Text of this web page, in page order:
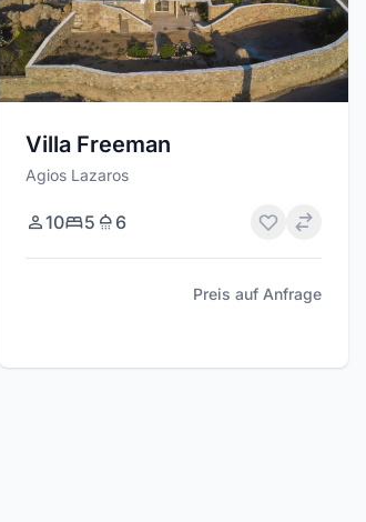
Villa Freeman
Agios Lazaros
10 5 6
Preis auf Anfrage